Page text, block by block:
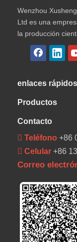
Wenzhou
Ltd es una
la producción
enlaces rápidos
Productos
Contacto
 Teléfono +86
 Celular +86
Correo